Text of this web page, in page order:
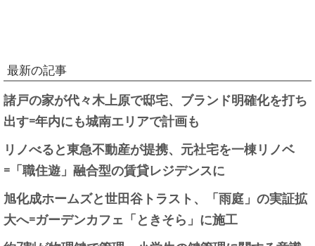
最新の記事
諸戸の家が代々木上原で邸宅、ブランド明確化を打ち
出す=年内にも城南エリアで計画も
リノべると東急不動産が提携、元社宅を一棟リノベ
=「職住遊」融合型の賃貸レジデンスに
旭化成ホームズと世田谷トラスト、「雨庭」の実証拡
大へ=ガーデンカフェ「ときそら」に施工